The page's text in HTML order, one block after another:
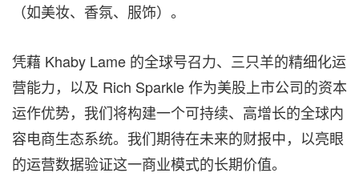
（如美妆、香氛、服饰）。
凭藉 Khaby Lame 的全球号召力、三只羊的精细化运
营能力，以及 Rich Sparkle 作为美股上市公司的资本
运作优势，我们将构建一个可持续、高增长的全球内
容电商生态系统。我们期待在未来的财报中，以亮眼
的运营数据验证这一商业模式的长期价值。